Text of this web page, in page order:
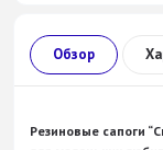
Обзор
Резиновые сапоги